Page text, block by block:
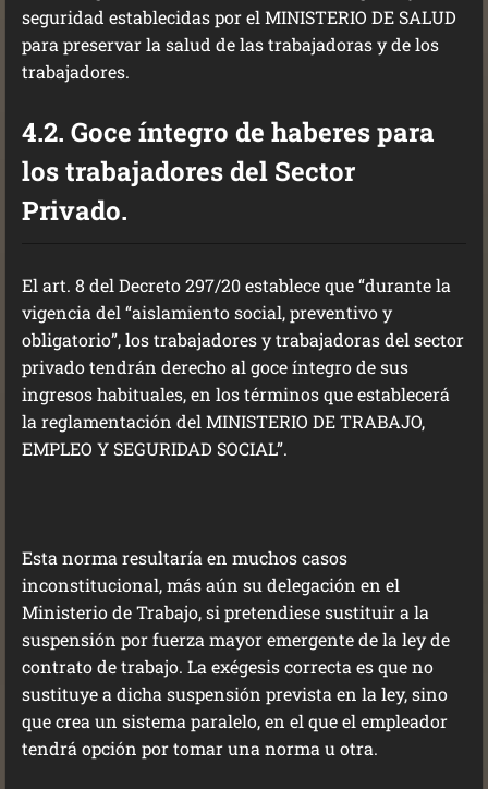
seguridad establecidas por el MINISTERIO DE SALUD
para preservar la salud de las trabajadoras y de los
trabajadores.
4.2. Goce íntegro de haberes para
los trabajadores del Sector
Privado.
El art. 8 del Decreto 297/20 establece que “durante la
vigencia del “aislamiento social, preventivo y
obligatorio”, los trabajadores y trabajadoras del sector
privado tendrán derecho al goce íntegro de sus
ingresos habituales, en los términos que establecerá
la reglamentación del MINISTERIO DE TRABAJO,
EMPLEO Y SEGURIDAD SOCIAL”.
Esta norma resultaría en muchos casos
inconstitucional, más aún su delegación en el
Ministerio de Trabajo, si pretendiese sustituir a la
suspensión por fuerza mayor emergente de la ley de
contrato de trabajo. La exégesis correcta es que no
sustituye a dicha suspensión prevista en la ley, sino
que crea un sistema paralelo, en el que el empleador
tendrá opción por tomar una norma u otra.